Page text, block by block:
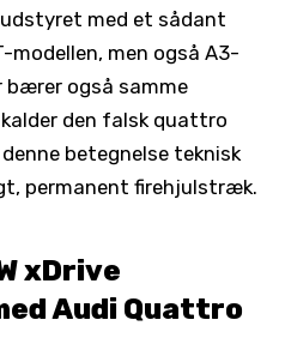
med et sådant
modellen, men også A3-
bærer også samme
den falsk quattro
betegnelse teknisk
permanent firehjulstræk.
xDrive
Audi Quattro